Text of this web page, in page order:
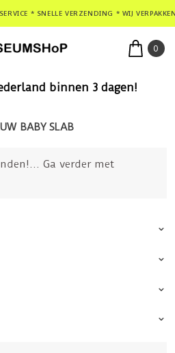
* SNELLE VERZENDING * WIJ
0
binnen 3 dagen!
BABY SLAB
Ga verder met